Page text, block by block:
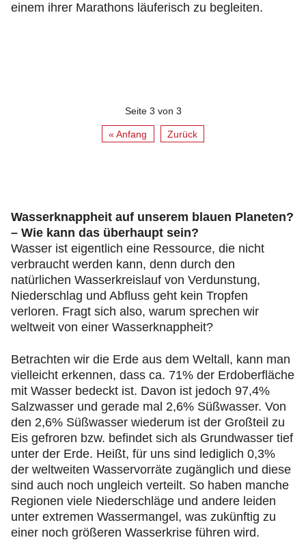
einem ihrer Marathons läuferisch zu begleiten.
Seite 3 von 3
« Anfang Zurück
Wasserknappheit auf unserem blauen Planeten?
– Wie kann das überhaupt sein?
Wasser ist eigentlich eine Ressource, die nicht
verbraucht werden kann, denn durch den
natürlichen Wasserkreislauf von Verdunstung,
Niederschlag und Abfluss geht kein Tropfen
verloren. Fragt sich also, warum sprechen wir
weltweit von einer Wasserknappheit?
Betrachten wir die Erde aus dem Weltall, kann man
vielleicht erkennen, dass ca. 71% der Erdoberfläche
mit Wasser bedeckt ist. Davon ist jedoch 97,4%
Salzwasser und gerade mal 2,6% Süßwasser. Von
den 2,6% Süßwasser wiederum ist der Großteil zu
Eis gefroren bzw. befindet sich als Grundwasser tief
unter der Erde. Heißt, für uns sind lediglich 0,3%
der weltweiten Wasservorräte zugänglich und diese
sind auch noch ungleich verteilt. So haben manche
Regionen viele Niederschläge und andere leiden
unter extremen Wassermangel, was zukünftig zu
einer noch größeren Wasserkrise führen wird.